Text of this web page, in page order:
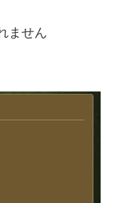
ません